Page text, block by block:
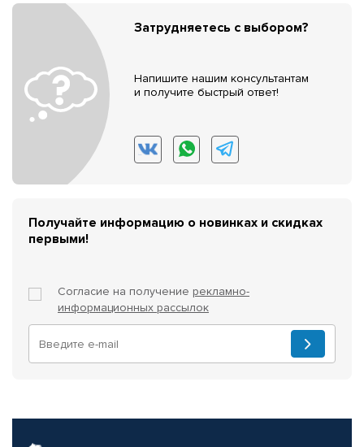
Затрудняетесь с выбором?
Напишите нашим консультантам
и получите быстрый ответ!
Получайте информацию о новинках и скидках
первыми!
Согласие на получение рекламно-
информационных рассылок